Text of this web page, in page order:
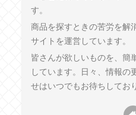
す。
商品を探すときの苦労を解
サイトを運営しています。
皆さんが欲しいものを、簡
しています。日々、情報の
せはいつでもお待ちしてお